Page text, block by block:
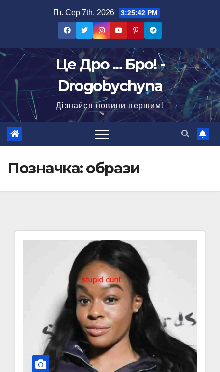
Пт. Сер 7th, 2026 3:25:43 PM
Це Дро ... Бро! -
Drogobychyna
Дізнайся новини першим!
Позначка:образи